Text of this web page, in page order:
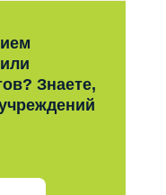
Знаете,